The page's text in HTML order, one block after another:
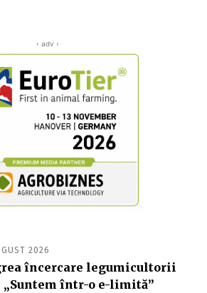
‹ adv ›
2026
încercare legumicultorii
într-o e-limită”